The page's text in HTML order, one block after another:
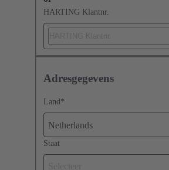
HARTING Klantnr.
Adresgegevens
Land *
Netherlands
Staat